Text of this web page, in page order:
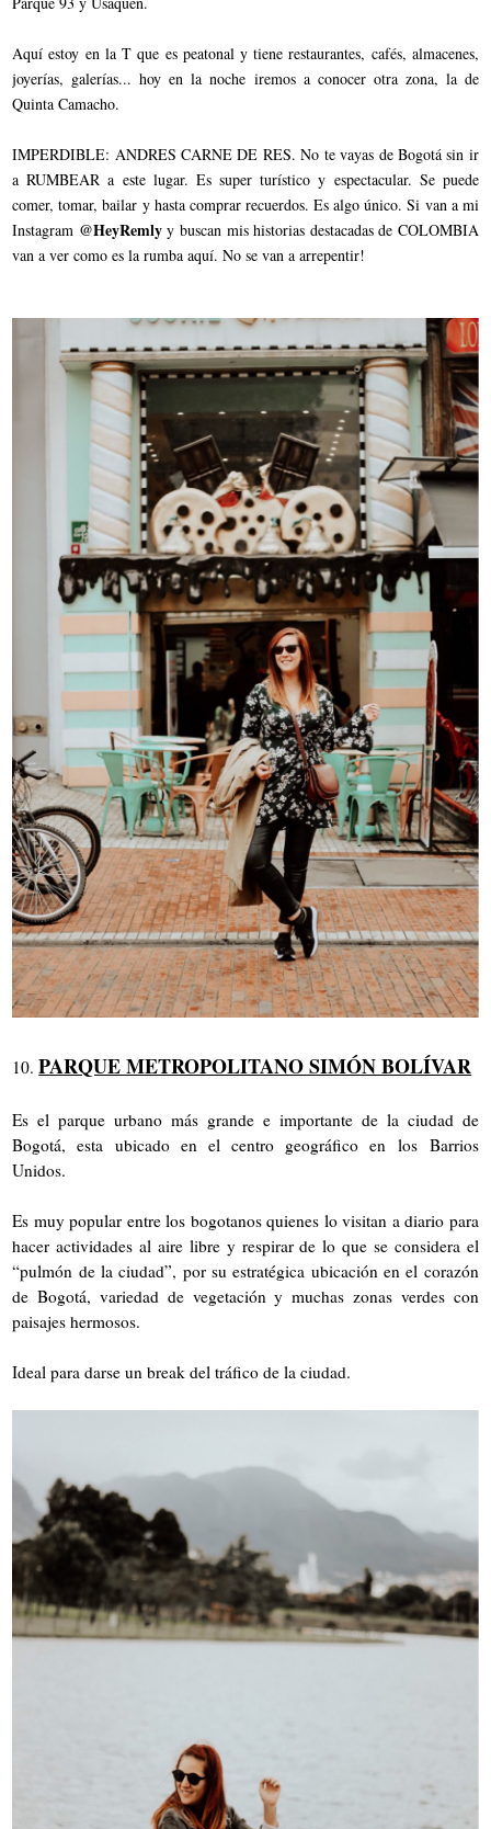
Aquí estoy en la T que es peatonal y tiene restaurantes, cafés, almacenes,
joyerías, galerías... hoy en la noche iremos a conocer otra zona, la de
Quinta Camacho.
IMPERDIBLE: ANDRES CARNE DE RES. No te vayas de Bogotá sin ir
a RUMBEAR a este lugar. Es super turístico y espectacular. Se puede
comer, tomar, bailar y hasta comprar recuerdos. Es algo único. Si van a mi
Instagram @HeyRemlyy buscan mis historias destacadas de COLOMBIA
van a ver como es la rumba aquí. No se van a arrepentir!
10.PARQUE METROPOLITANO SIMÓN BOLÍVAR
Es el parque urbano más grande e importante de la ciudad de
Bogotá, esta ubicado en el centro geográfico en los Barrios
Unidos.
Es muy popular entre los bogotanos quienes lo visitan a diario para
hacer actividades al aire libre y respirar de lo que se considera el
“pulmón de la ciudad”, por su estratégica ubicación en el corazón
de Bogotá, variedad de vegetación y muchas zonas verdes con
paisajes hermosos.
Ideal para darse un break del tráfico de la ciudad.